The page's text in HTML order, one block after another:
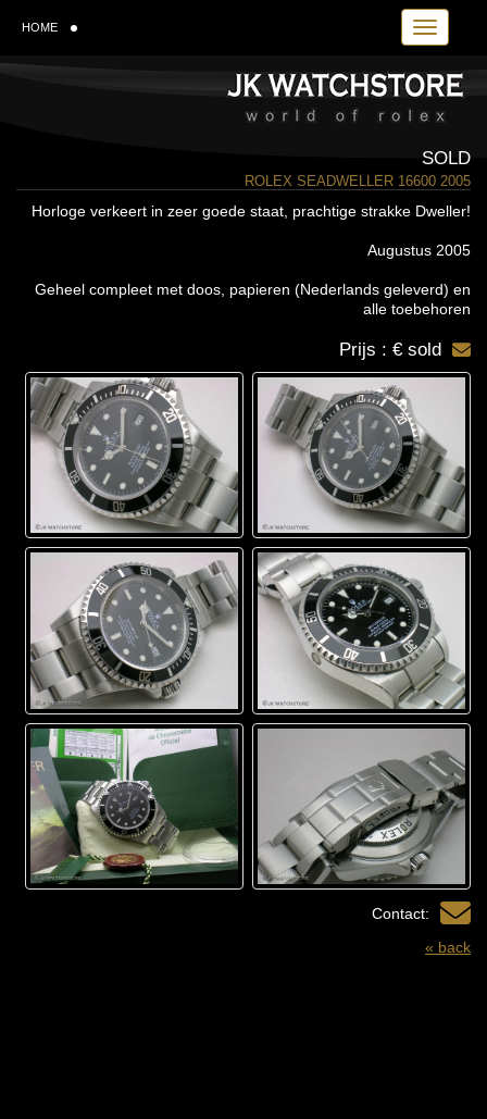
Toggle
HOME
SOLD
ROLEX SEADWELLER 16600 2005
Horloge verkeert in zeer goede staat, prachtige strakke Dweller!
Augustus 2005
Geheel compleet met doos, papieren (Nederlands geleverd) en
alle toebehoren
Prijs : € sold
Contact:
« back